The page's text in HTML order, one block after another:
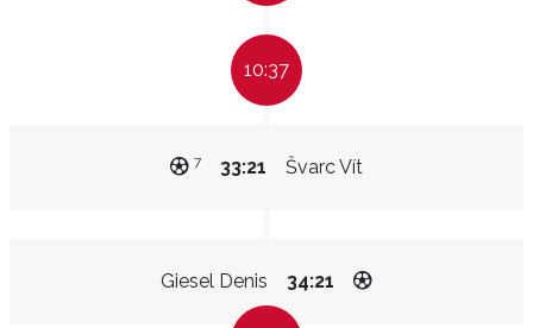
10:37
Švarc Vít
33:21
7
Giesel Denis 34:21